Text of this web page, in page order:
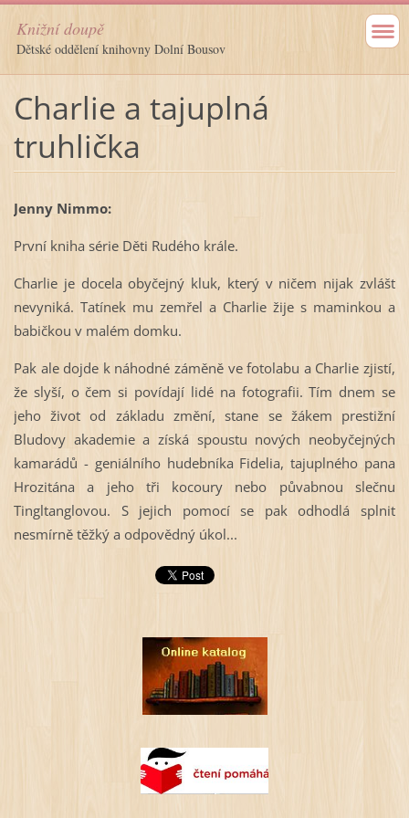
Knižní doupě
Dětské oddělení knihovny Dolní Bousov
Charlie a tajuplná
truhlička
Jenny Nimmo:
První kniha série Děti Rudého krále.
Charlie je docela obyčejný kluk, který v ničem nijak zvlášť
nevyniká. Tatínek mu zemřel a Charlie žije s maminkou a
babičkou v malém domku.
Pak ale dojde k náhodné záměně ve fotolabu a Charlie zjistí,
že slyší, o čem si povídají lidé na fotografii. Tím dnem se
jeho život od základu změní, stane se žákem prestižní
Bludovy akademie a získá spoustu nových neobyčejných
kamarádů - geniálního hudebníka Fidelia, tajuplného pana
Hrozitána a jeho tři kocoury nebo půvabnou slečnu
Tingltanglovou. S jejich pomocí se pak odhodlá splnit
nesmírně těžký a odpovědný úkol...